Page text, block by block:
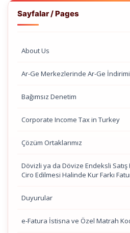
Sayfalar / Pages
About Us
Ar-Ge Merkezlerinde Ar-Ge İndirimi
Bağımsız Denetim
Corporate Income Tax in Turkey
Çözüm Ortaklarımız
Dövizli ya da Dövize Endeksli Satış
Ciro Edilmesi Halinde Kur Farkı
Duyurular
e-Fatura İstisna ve Özel Matrah